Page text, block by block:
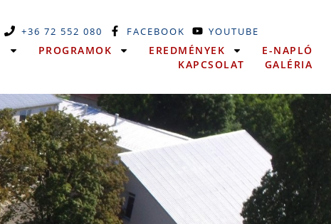
+36 72 552 080 FACEBOOK YOUTUBE
PROGRAMOK EREDMÉNYEK
E-NAPLÓ
KAPCSOLAT
GALÉRIA